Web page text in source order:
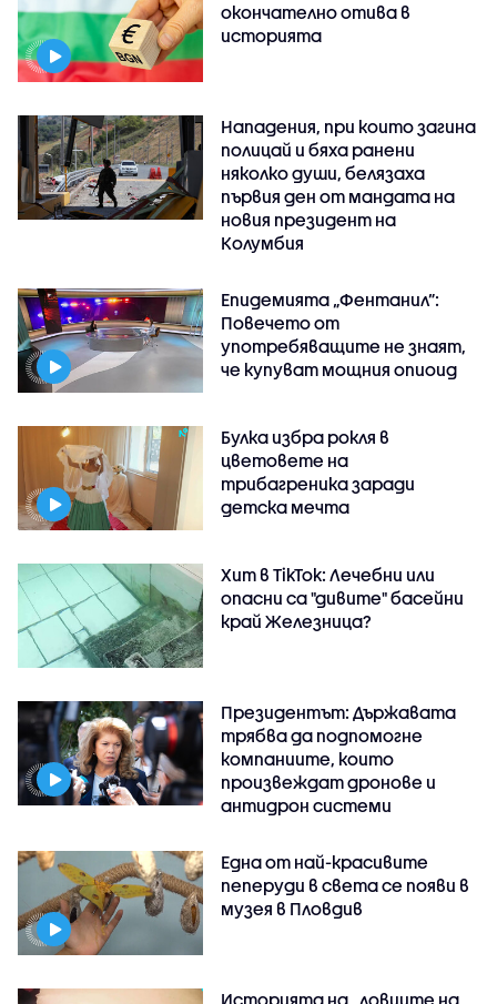
окончателно отива в
историята
Нападения, при които загина
полицай и бяха ранени
няколко души, белязаха
първия ден от мандата на
новия президент на
Колумбия
Епидемията „Фентанил”:
Повечето от
употребяващите не знаят,
че купуват мощния опиоид
Булка избра рокля в
цветовете на
трибагреника заради
детска мечта
Хит в TikTok: Лечебни или
опасни са "дивите" басейни
край Железница?
Президентът: Държавата
трябва да подпомогне
компаниите, които
произвеждат дронове и
антидрон системи
Една от най-красивите
пеперуди в света се появи в
музея в Пловдив
Историята на „ловците на